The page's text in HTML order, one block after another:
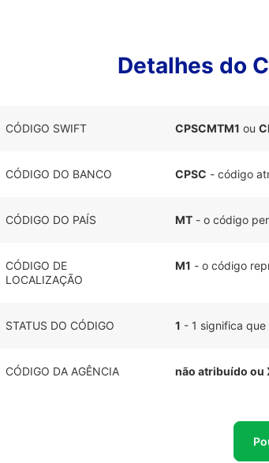
Detalhes do
CÓDIGO SWIFT CPSCMTM1 ou
CÓDIGO DO BANCO CPSC - código
CÓDIGO DO PAÍS MT - o código
CÓDIGO DE
LOCALIZAÇÃO
M1 - o código
STATUS DO CÓDIGO 1 - 1 significa
CÓDIGO DA AGÊNCIA não atribuído ou